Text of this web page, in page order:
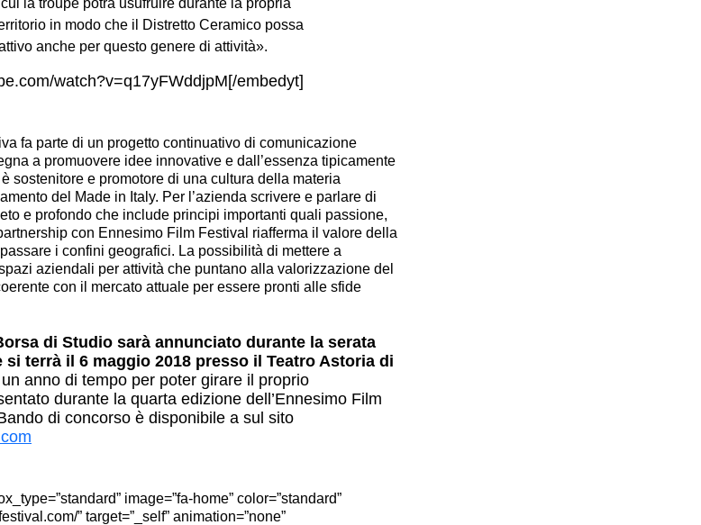
la troupe potrà usufruire durante la propria
in modo che il Distretto Ceramico possa
anche per questo genere di attività».
watch?v=q17yFWddjpM[/embedyt]
fa parte di un progetto continuativo di comunicazione
a promuovere idee innovative e dall’essenza tipicamente
sostenitore e promotore di una cultura della materia
del Made in Italy. Per l’azienda scrivere e parlare di
e profondo che include principi importanti quali passione,
con Ennesimo Film Festival riafferma il valore della
i confini geografici. La possibilità di mettere a
aziendali per attività che puntano alla valorizzazione del
con il mercato attuale per essere pronti alle sfide
di Studio sarà annunciato durante la serata
si terrà il 6 maggio 2018 presso il Teatro Astoria di
anno di tempo per poter girare il proprio
durante la quarta edizione dell’Ennesimo Film
di concorso è disponibile a sul sito
image=”fa-home” color=”standard”
” target=”_self” animation=”none”